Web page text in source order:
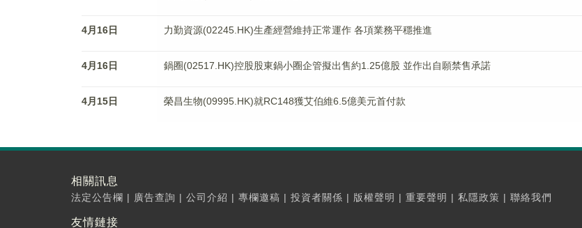
4月16日 力勤資源(02245.HK)生產經營維持正常運作 各項業務平穩推進
4月16日 鍋圈(02517.HK)控股股東鍋小圈企管擬出售約1.25億股 並作出自願禁售承諾
4月15日 ​榮昌生物(09995.HK)就RC148獲艾伯維6.5億美元首付款
相關訊息
法定公告欄 | 廣告查詢 | 公司介紹 | 專欄邀稿 | 投資者關係 | 版權聲明 | 重要聲明 | 私隱政策 | 聯絡我們
友情鏈接